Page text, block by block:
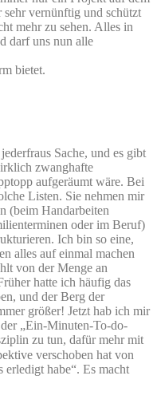
vernünftig und schützt
mehr zu sehen. Alles in
darf uns nun alle
bietet.
Sache, und es gibt
zwanghafte
aufgeräumt wäre. Bei
Listen. Sie nehmen mir
(beim Handarbeiten
oder im Beruf)
Ich bin so eine,
alles auf einmal machen
von der Menge an
hatte ich häufig das
und der Berg der
größer! Jetzt hab ich mir
„Ein-Minuten-To-do-
zu tun, dafür mehr mit
verschoben hat von
erledigt habe“. Es macht